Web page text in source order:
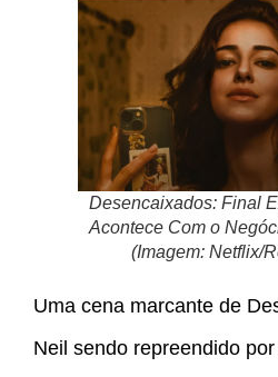
Desencaixados: Final
Acontece Com o
(Imagem: Netflix/
Uma cena marcante de
Neil sendo repreendido